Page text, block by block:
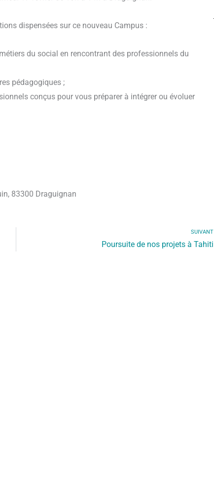
dispensées sur ce nouveau Campus :
du social en rencontrant des professionnels du
pédagogiques ;
conçus pour vous préparer à intégrer ou évoluer
83300 Draguignan
SUIVANT
Poursuite de nos projets à Tahiti